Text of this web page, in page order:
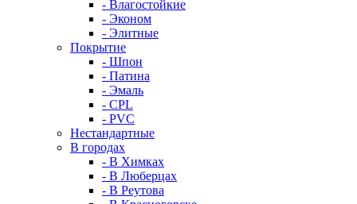
- Влагостойкие
- Эконом
- Элитные
Покрытие
- Шпон
- Патина
- Эмаль
- CPL
- PVC
Нестандартные
В городах
- В Химках
- В Люберцах
- В Реутова